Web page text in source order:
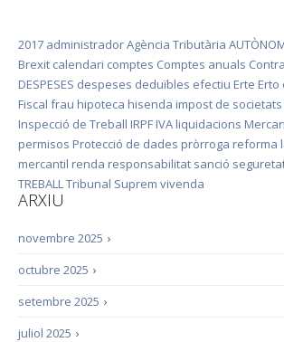
2017 administradorAgència Tributària
Brexit calendari comptes Comptes anuals
DESPESES despeses deduïbles efectiu Erte Erto
Fiscal frau hipoteca hisenda impost de societats
Inspecció de Treball IRPF IVA liquidacions
permisos Protecció de dades pròrroga reforma
mercantil renda responsabilitat sanció
TREBALLTribunal Suprem vivenda
ARXIU
›
novembre 2025
›
octubre 2025
›
setembre 2025
›
juliol 2025